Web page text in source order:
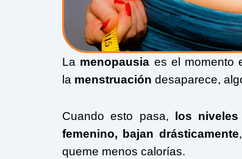
La menopausia es el momento
la menstruación desaparece,
Cuando esto pasa, los
femenino, bajan drásticamente
queme menos calorías.